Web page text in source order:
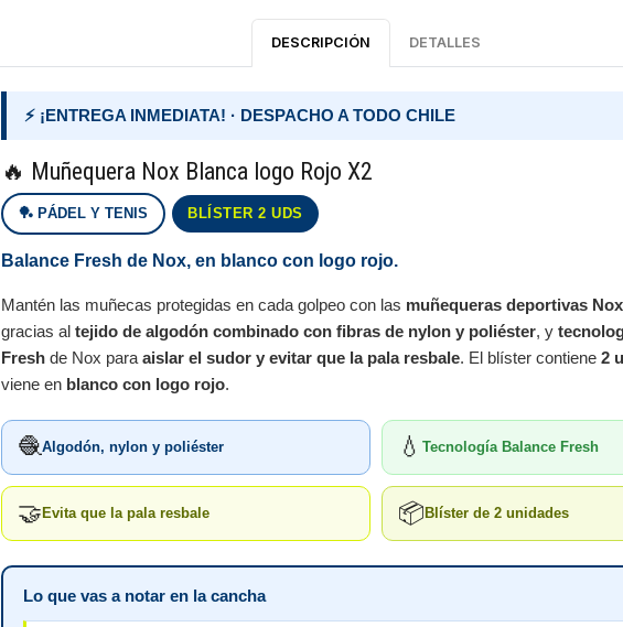
DESCRIPCIÓN DETALLES
⚡ ¡ENTREGA INMEDIATA! · DESPACHO A TODO CHILE
🔥 Muñequera Nox Blanca logo Rojo X2
🏓 PÁDEL Y TENIS BLÍSTER 2 UDS
Balance Fresh de Nox, en blanco con logo rojo.
Mantén las muñecas protegidas en cada golpeo con las muñequeras deportivas Nox
gracias al tejido de algodón combinado con fibras de nylon y poliéster, y
Fresh de Nox para aislar el sudor y evitar que la pala resbale. El blíster contiene 2
viene en blanco con logo rojo.
🧶Algodón, nylon y poliéster 💧 Tecnología Balance Fresh
🤝 Evita que la pala resbale 📦 Blíster de 2 unidades
Lo que vas a notar en la cancha